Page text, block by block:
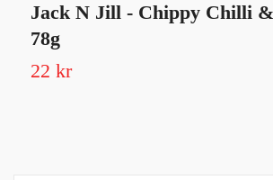
Jack N Jill - Chippy Chilli &
78g
22 kr